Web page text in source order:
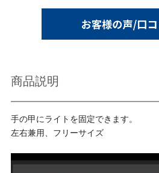
商品説明
手の甲にライトを固定できます。
左右兼用、フリーサイズ